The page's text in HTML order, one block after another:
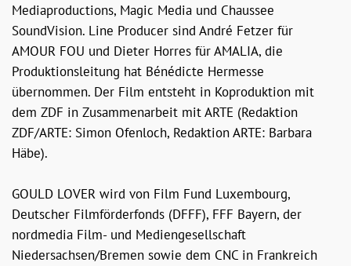
Mediaproductions, Magic Media und Chaussee
SoundVision. Line Producer sind André Fetzer für
AMOUR FOU und Dieter Horres für AMALIA, die
Produktionsleitung hat Bénédicte Hermesse
übernommen. Der Film entsteht in Koproduktion mit
dem ZDF in Zusammenarbeit mit ARTE (Redaktion
ZDF/ARTE: Simon Ofenloch, Redaktion ARTE: Barbara
Häbe).
GOULD LOVER wird von Film Fund Luxembourg,
Deutscher Filmförderfonds (DFFF), FFF Bayern, der
nordmedia Film- und Mediengesellschaft
Niedersachsen/Bremen sowie dem CNC in Frankreich